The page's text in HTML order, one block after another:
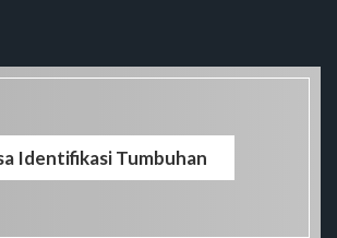
Identifikasi Tumbuhan